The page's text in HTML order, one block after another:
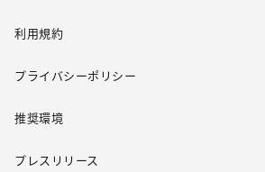
利用規約
プライバシーポリシー
推奨環境
プレスリリース